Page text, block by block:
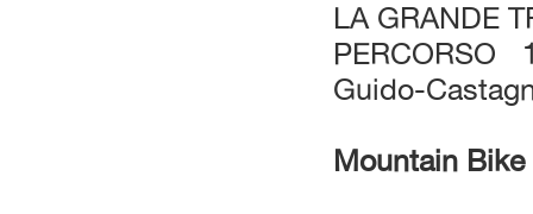
LA GRANDE
PERCORSO
Guido-
Mountain Bike